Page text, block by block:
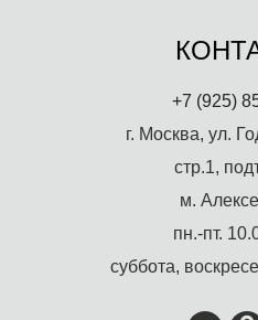
+7 (925)
г. Москва, ул.
стр.1,
м.
пн.-пт.
суббота,